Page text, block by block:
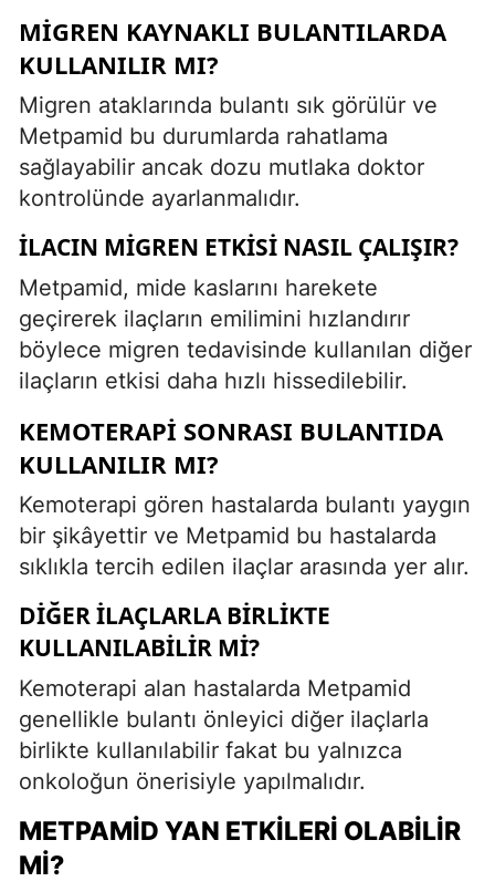
MIGREN KAYNAKLI BULANTILARDA
KULLANILIR MI?
Migren ataklarında bulantı sık görülür ve
Metpamid bu durumlarda rahatlama
sağlayabilir ancak dozu mutlaka doktor
kontrolünde ayarlanmalıdır.
İLACIN MIGREN ETKISI NASIL ÇALIŞIR?
Metpamid, mide kaslarını harekete
geçirerek ilaçların emilimini hızlandırır
böylece migren tedavisinde kullanılan diğer
ilaçların etkisi daha hızlı hissedilebilir.
KEMOTERAPI SONRASI BULANTIDA
KULLANILIR MI?
Kemoterapi gören hastalarda bulantı yaygın
bir şikâyettir ve Metpamid bu hastalarda
sıklıkla tercih edilen ilaçlar arasında yer alır.
DIĞER İLAÇLARLA BIRLIKTE
KULLANILABILIR MI?
Kemoterapi alan hastalarda Metpamid
genellikle bulantı önleyici diğer ilaçlarla
birlikte kullanılabilir fakat bu yalnızca
onkoloğun önerisiyle yapılmalıdır.
METPAMID YAN ETKILERI OLABILIR
MI?